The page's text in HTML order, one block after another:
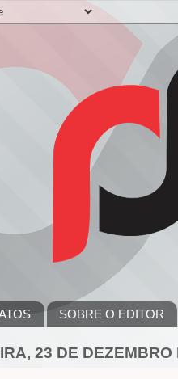
SOBRE O EDITOR
23 DE DEZEMBRO